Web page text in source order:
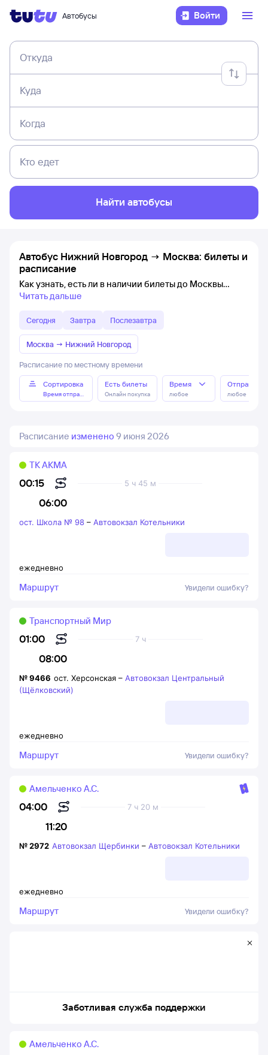
Автобусы Войти
Откуда
Куда
Когда
Кто едет
Найти автобусы
Автобус Нижний Новгород → Москва: билеты и
расписание
Как узнать, есть ли в наличии билеты до Москвы
Читать дальше
Сегодня Завтра Послезавтра
Москва → Нижний Новгород
Расписание по местному времени
Сортировка
Время отправления
Есть билеты
Онлайн покупка
Время
любое любое
Расписание изменено 9 июня 2026
00:15
06:00
5 ч 45 м
ТК АКМА
ежедневно
ост. Школа № 98 – Автовокзал Котельники
Маршрут Увидели ошибку?
01:00
08:00
7 ч
Транспортный Мир
ежедневно
№9466 ост. Херсонская – Автовокзал Центральный
(Щёлковский)
Маршрут Увидели ошибку?
04:00
11:20
7 ч 20 м
Амельченко А.С.
ежедневно
№2972 Автовокзал Щербинки – Автовокзал Котельники
Маршрут Увидели ошибку?
Заботливая служба поддержки
Амельченко А.С.